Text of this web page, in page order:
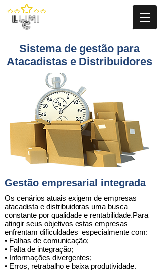
LUMI
C
Sistema de gestão para
Atacadistas e Distribuidores
Gestão empresarial integrada
Os cenários atuais exigem de empresas
atacadista e distribuidoras uma busca
constante por qualidade e rentabilidade.Para
atingir seus objetivos estas empresas
enfrentam dificuldades, especialmente com:
• Falhas de comunicação;
• Falta de integração;
• Informações divergentes;
• Erros, retrabalho e baixa produtividade.